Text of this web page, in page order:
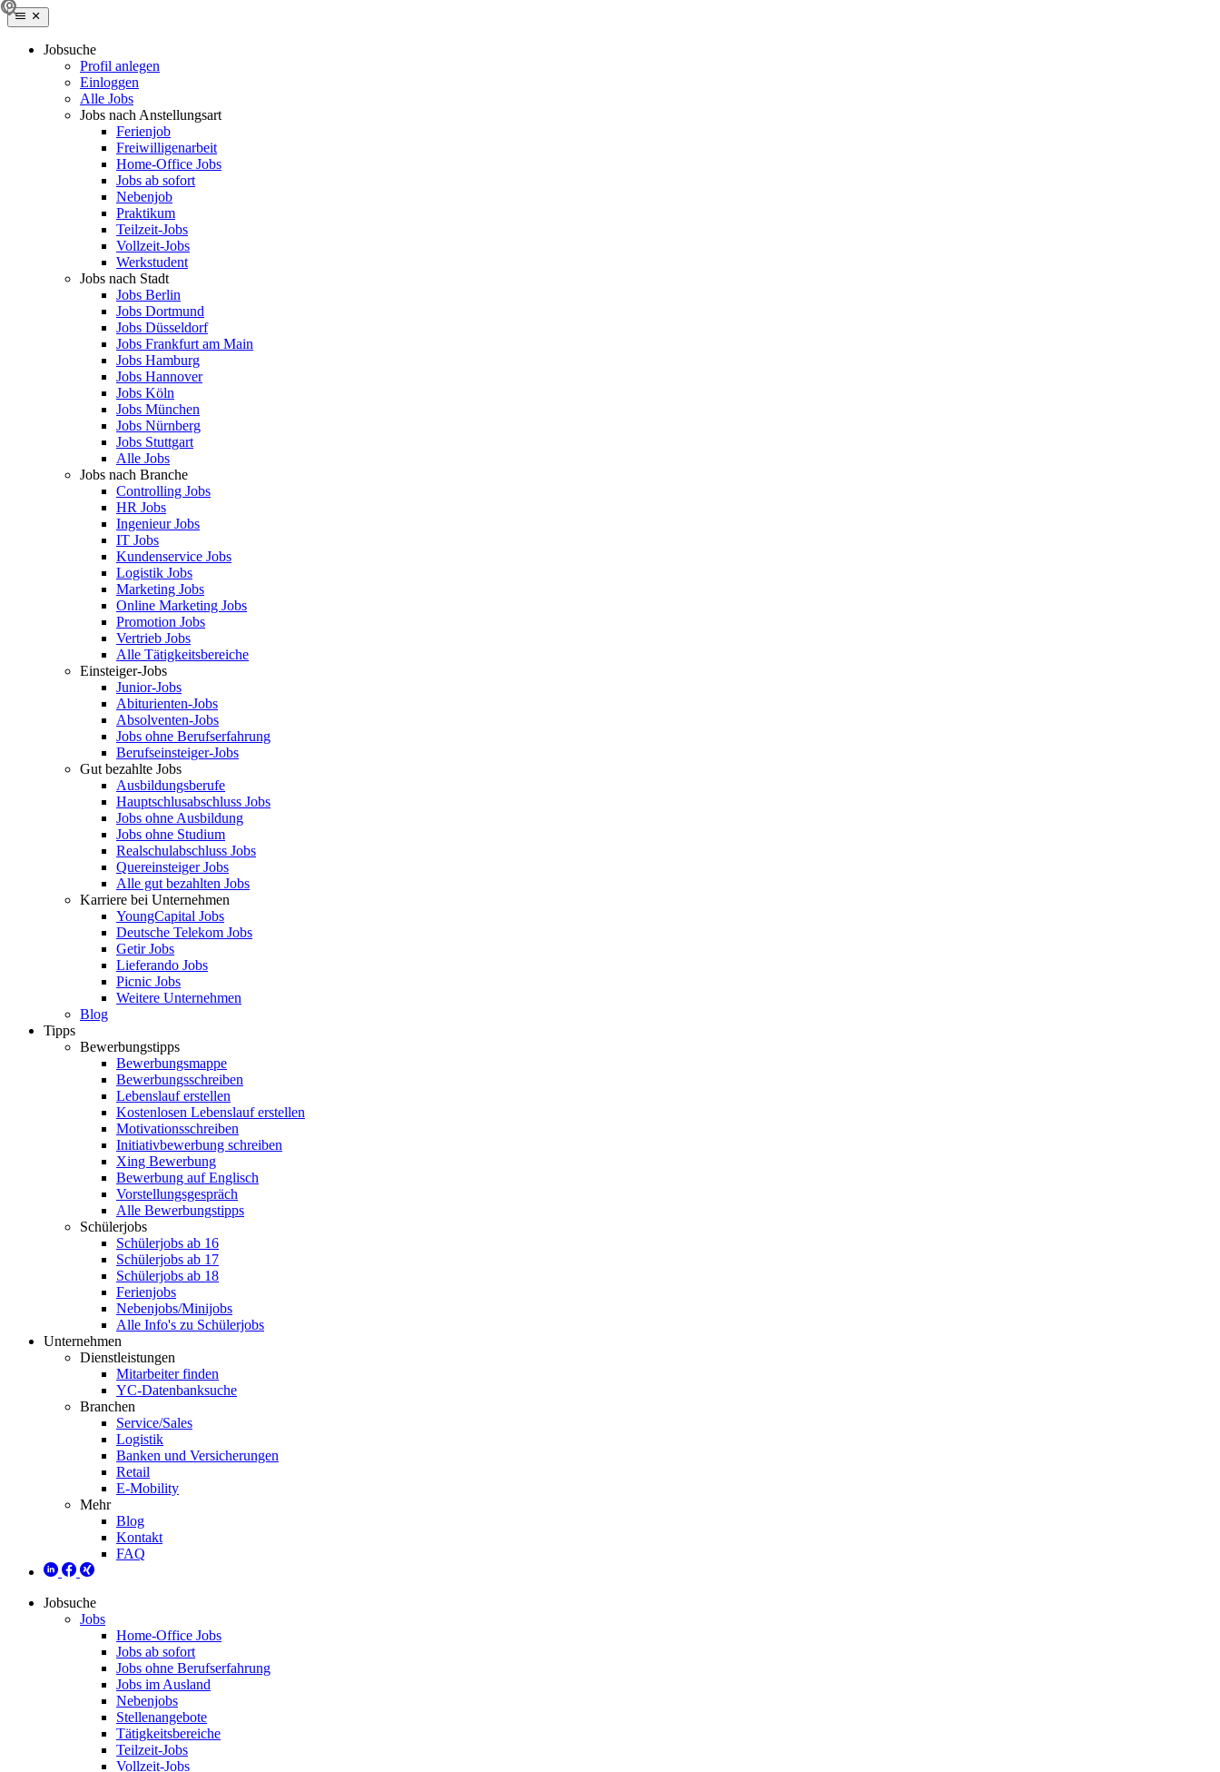
Jobsuche
Profil anlegen
Einloggen
Alle Jobs
Jobs nach Anstellungsart
Ferienjob
Freiwilligenarbeit
Home-Office Jobs
Jobs ab sofort
Nebenjob
Praktikum
Teilzeit-Jobs
Vollzeit-Jobs
Werkstudent
Jobs nach Stadt
Jobs Berlin
Jobs Dortmund
Jobs Düsseldorf
Jobs Frankfurt am Main
Jobs Hamburg
Jobs Hannover
Jobs Köln
Jobs München
Jobs Nürnberg
Jobs Stuttgart
Alle Jobs
Jobs nach Branche
Controlling Jobs
HR Jobs
Ingenieur Jobs
IT Jobs
Kundenservice Jobs
Logistik Jobs
Marketing Jobs
Online Marketing Jobs
Promotion Jobs
Vertrieb Jobs
Alle Tätigkeitsbereiche
Einsteiger-Jobs
Junior-Jobs
Abiturienten-Jobs
Absolventen-Jobs
Jobs ohne Berufserfahrung
Berufseinsteiger-Jobs
Gut bezahlte Jobs
Ausbildungsberufe
Hauptschlusabschluss Jobs
Jobs ohne Ausbildung
Jobs ohne Studium
Realschulabschluss Jobs
Quereinsteiger Jobs
Alle gut bezahlten Jobs
Karriere bei Unternehmen
YoungCapital Jobs
Deutsche Telekom Jobs
Getir Jobs
Lieferando Jobs
Picnic Jobs
Weitere Unternehmen
Blog
Tipps
Bewerbungstipps
Bewerbungsmappe
Bewerbungsschreiben
Lebenslauf erstellen
Kostenlosen Lebenslauf erstellen
Motivationsschreiben
Initiativbewerbung schreiben
Xing Bewerbung
Bewerbung auf Englisch
Vorstellungsgespräch
Alle Bewerbungstipps
Schülerjobs
Schülerjobs ab 16
Schülerjobs ab 17
Schülerjobs ab 18
Ferienjobs
Nebenjobs/Minijobs
Alle Info's zu Schülerjobs
Unternehmen
Dienstleistungen
Mitarbeiter finden
YC-Datenbanksuche
Branchen
Service/Sales
Logistik
Banken und Versicherungen
Retail
E-Mobility
Mehr
Blog
Kontakt
FAQ
Jobsuche
Jobs
Home-Office Jobs
Jobs ab sofort
Jobs ohne Berufserfahrung
Jobs im Ausland
Nebenjobs
Stellenangebote
Tätigkeitsbereiche
Teilzeit-Jobs
Vollzeit-Jobs